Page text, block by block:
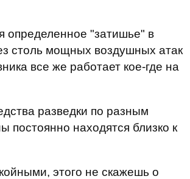
определенное "затишье" в
столь мощных воздушных атак
все же работает кое-где на
разведки по разным
постоянно находятся близко к
этого не скажешь о